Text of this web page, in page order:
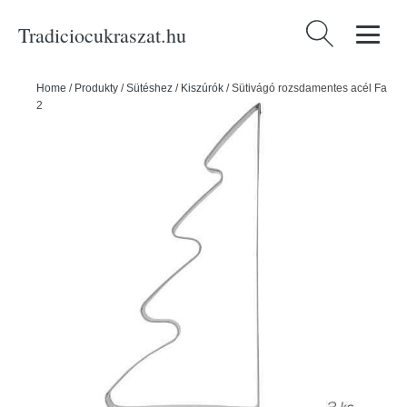
Tradiciocukraszat.hu Keresés:
Home / Produkty /Sütéshez / Kiszúrók /Sütivágó rozsdamentes acél Fa
2 darabos készlet - ORION